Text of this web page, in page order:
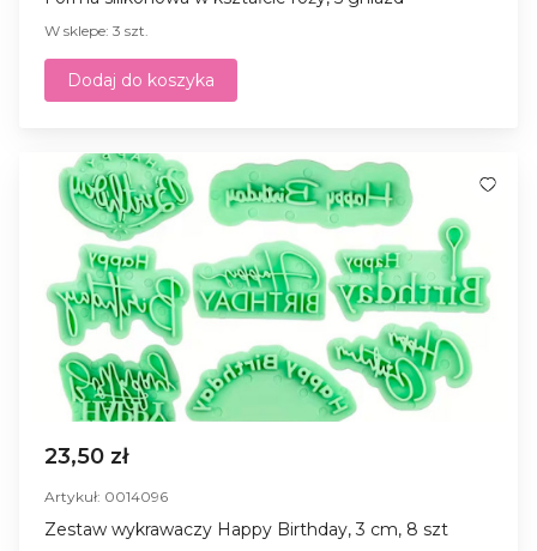
W sklepe: 3 szt.
Dodaj do koszyka
23,50 zł
Artykuł: 0014096
Zestaw wykrawaczy Happy Birthday, 3 cm, 8 szt